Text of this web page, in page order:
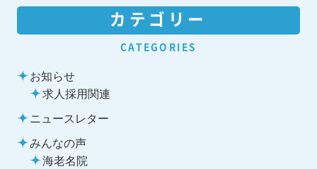
カテゴリー
CATEGORIES
お知らせ
求人採用関連
ニュースレター
みんなの声
海老名院